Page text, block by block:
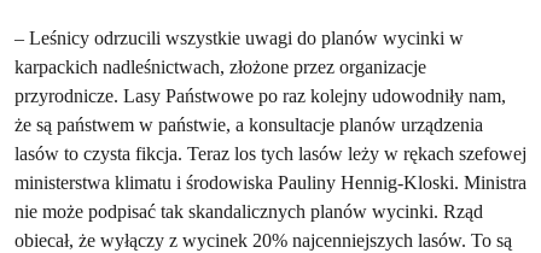
– Leśnicy odrzucili wszystkie uwagi do planów wycinki w
karpackich nadleśnictwach, złożone przez organizacje
przyrodnicze. Lasy Państwowe po raz kolejny udowodniły nam,
że są państwem w państwie, a konsultacje planów urządzenia
lasów to czysta fikcja. Teraz los tych lasów leży w rękach szefowej
ministerstwa klimatu i środowiska Pauliny Hennig-Kloski. Ministra
nie może podpisać tak skandalicznych planów wycinki. Rząd
obiecał, że wyłączy z wycinek 20% najcenniejszych lasów. To są